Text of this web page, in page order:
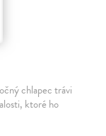
chlapec trávi
ktoré ho